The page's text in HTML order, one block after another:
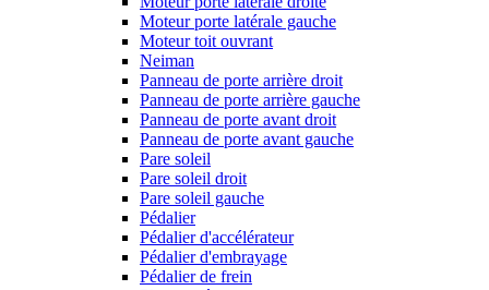
Moteur porte latérale gauche
Moteur toit ouvrant
Neiman
Panneau de porte arrière droit
Panneau de porte arrière gauche
Panneau de porte avant droit
Panneau de porte avant gauche
Pare soleil
Pare soleil droit
Pare soleil gauche
Pédalier
Pédalier d'accélérateur
Pédalier d'embrayage
Pédalier de frein